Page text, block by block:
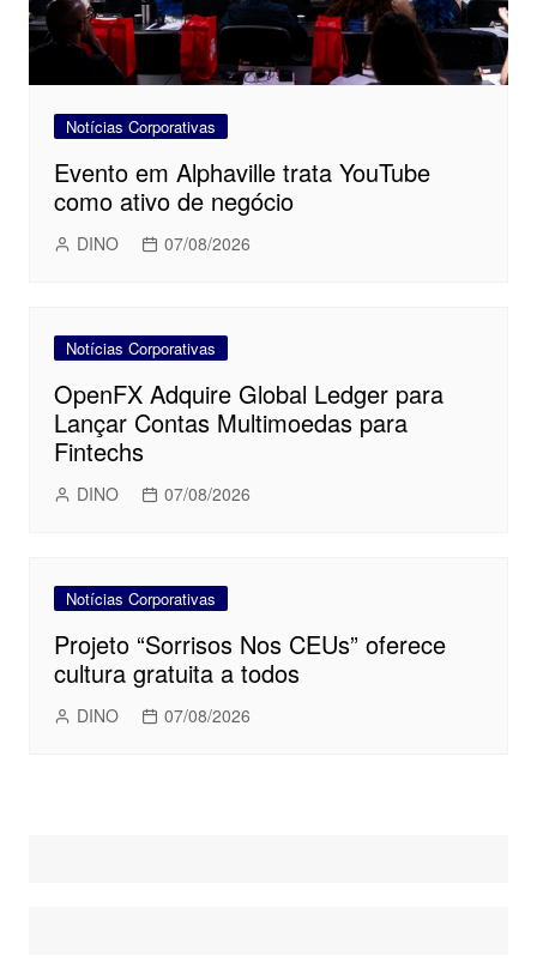
Notícias Corporativas
Evento em Alphaville trata YouTube
como ativo de negócio
DINO 07/08/2026
Notícias Corporativas
OpenFX Adquire Global Ledger para
Lançar Contas Multimoedas para
Fintechs
DINO 07/08/2026
Notícias Corporativas
Projeto “Sorrisos Nos CEUs” oferece
cultura gratuita a todos
DINO 07/08/2026